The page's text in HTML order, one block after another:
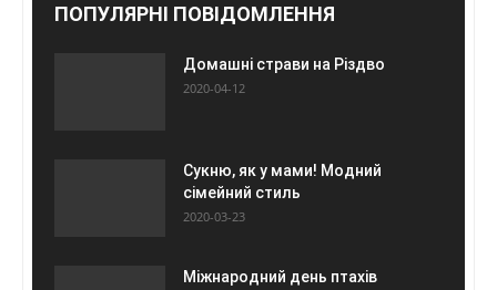
ПОПУЛЯРНІ ПОВІДОМЛЕННЯ
Домашні страви на Різдво
2020-04-12
Сукню, як у мами! Модний
сімейний стиль
2020-03-23
Міжнародний день птахів